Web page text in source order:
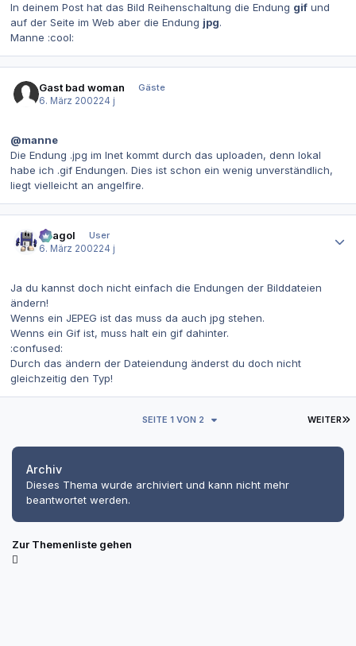
In deinem Post hat das Bild Reihenschaltung die Endung gif und
auf der Seite im Web aber die Endung jpg.
Manne :cool:
Gast bad woman
Gäste
6. März 200224 j
@manne
Die Endung .jpg im Inet kommt durch das uploaden, denn lokal
habe ich .gif Endungen. Dies ist schon ein wenig unverständlich,
liegt vielleicht an angelfire.
Beagol
User
6. März 200224 j
Ja du kannst doch nicht einfach die Endungen der Bilddateien
ändern!
Wenns ein JEPEG ist das muss da auch jpg stehen.
Wenns ein Gif ist, muss halt ein gif dahinter.
:confused:
Durch das ändern der Dateiendung änderst du doch nicht
gleichzeitig den Typ!
WEITER
SEITE 1 VON 2
Archiv
Dieses Thema wurde archiviert und kann nicht mehr
beantwortet werden.
Zur Themenliste gehen